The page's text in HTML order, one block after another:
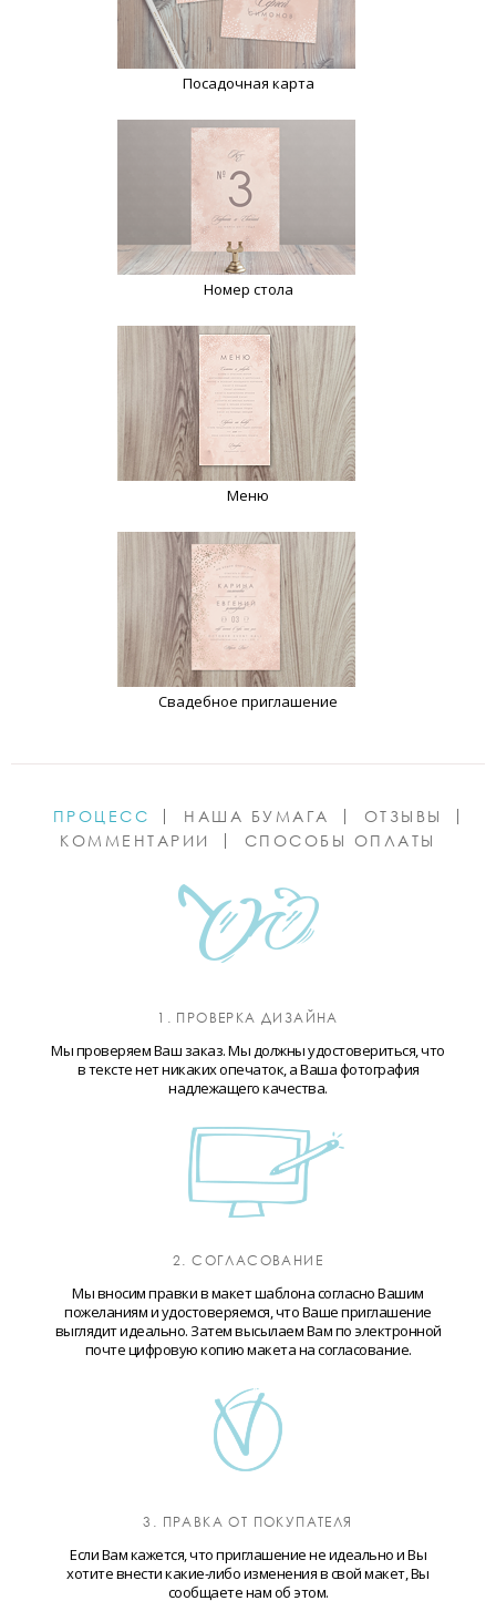
Посадочная карта
Номер стола
Меню
Свадебное приглашение
ПРОЦЕСС НАША БУМАГА
ОТЗЫВЫ
КОММЕНТАРИИ
СПОСОБЫ ОПЛАТЫ
1. ПРОВЕРКА ДИЗАЙНА
Мы проверяем Ваш заказ. Мы должны удостовериться, что
в тексте нет никаких опечаток, а Ваша фотография
надлежащего качества.
2. СОГЛАСОВАНИЕ
Мы вносим правки в макет шаблона согласно Вашим
пожеланиям и удостоверяемся, что Ваше приглашение
выглядит идеально. Затем высылаем Вам по электронной
почте цифровую копию макета на согласование.
3. ПРАВКА ОТ ПОКУПАТЕЛЯ
Если Вам кажется, что приглашение не идеально и Вы
хотите внести какие-либо изменения в свой макет, Вы
сообщаете нам об этом.